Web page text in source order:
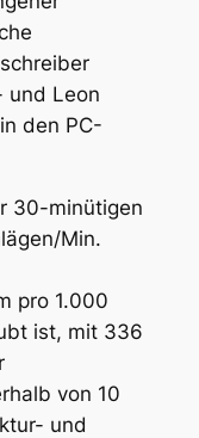
und Leon
den PC-
30-minütigen
Min.
pro 1.000
ist, mit 336
von 10
und